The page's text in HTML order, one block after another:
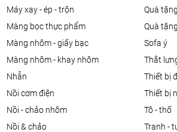
máy xay - ép - trộn
màng bọc thực phẩm
màng nhôm - giấy bạc
màng nhôm - khay nhôm
nhẫn
nồi cơm điện
nồi - chảo nhôm
nồi & chảo
quà
quà
sofa ý
thắt
thiết bị
thiết bị
tô - thố
tranh -